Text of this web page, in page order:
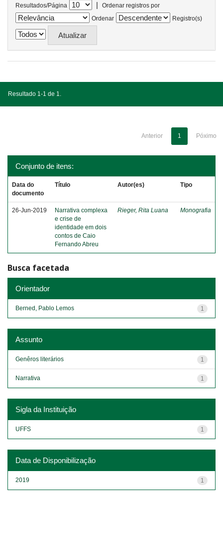
Resultados/Página |
Ordenar registros por
Ordenar
Registro(s)
Resultado 1-1 de 1.
Anterior 1 Póximo
Conjunto de itens:
Data do
documento
Título Autor(es) Tipo
26-Jun-2019
Narrativa complexa
e crise de
identidade em dois
contos de Caio
Fernando Abreu
Rieger, Rita Luana Monografia
Busca facetada
Orientador
1
Berned, Pablo Lemos
Assunto
1
Genêros literários
1
Narrativa
Sigla da Instituição
1
UFFS
Data de Disponibilização
1
2019